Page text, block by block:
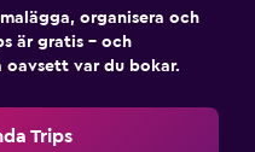
organisera och
är gratis – och
var du bokar.
Trips